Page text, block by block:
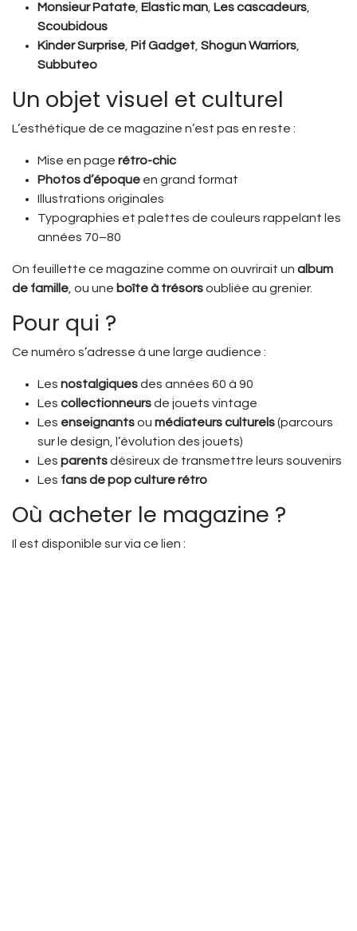
Monsieur Patate, Elastic man, Les cascadeurs,
Scoubidous
Kinder Surprise, Pif Gadget, Shogun Warriors,
Subbuteo
Un objet visuel et culturel
L’esthétique de ce magazine n’est pas en reste :
Mise en page rétro-chic
Photos d’époque en grand format
Illustrations originales
Typographies et palettes de couleurs rappelant les
années 70–80
On feuillette ce magazine comme on ouvrirait un album
de famille, ou une boîte à trésorsoubliée au grenier.
Pour qui ?
Ce numéro s’adresse à une large audience :
Les nostalgiquesdes années 60 à 90
Les collectionneursde jouets vintage
Les enseignantsou médiateurs culturels(parcours
sur le design, l’évolution des jouets)
Les parentsdésireux de transmettre leurs souvenirs
Les fans de pop culture rétro
Où acheter le magazine ?
Il est disponible sur via ce lien :